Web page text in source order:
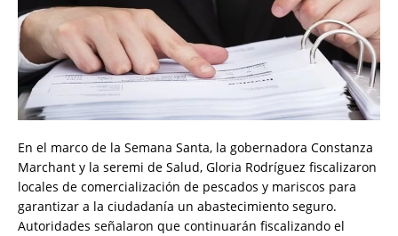
En el marco de la Semana Santa, la gobernadora Constanza
Marchant y la seremi de Salud, Gloria Rodríguez fiscalizaron
locales de comercialización de pescados y mariscos para
garantizar a la ciudadanía un abastecimiento seguro.
Autoridades señalaron que continuarán fiscalizando el